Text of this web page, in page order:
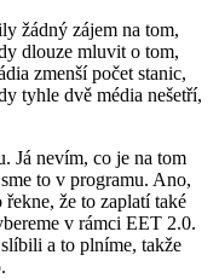
žádný zájem na tom,
dlouze mluvit o tom,
zmenší počet stanic,
tyhle dvě média nešetří,
Já nevím, co je na tom
to v programu. Ano,
že to zaplatí také
v rámci EET 2.0.
a to plníme, takže